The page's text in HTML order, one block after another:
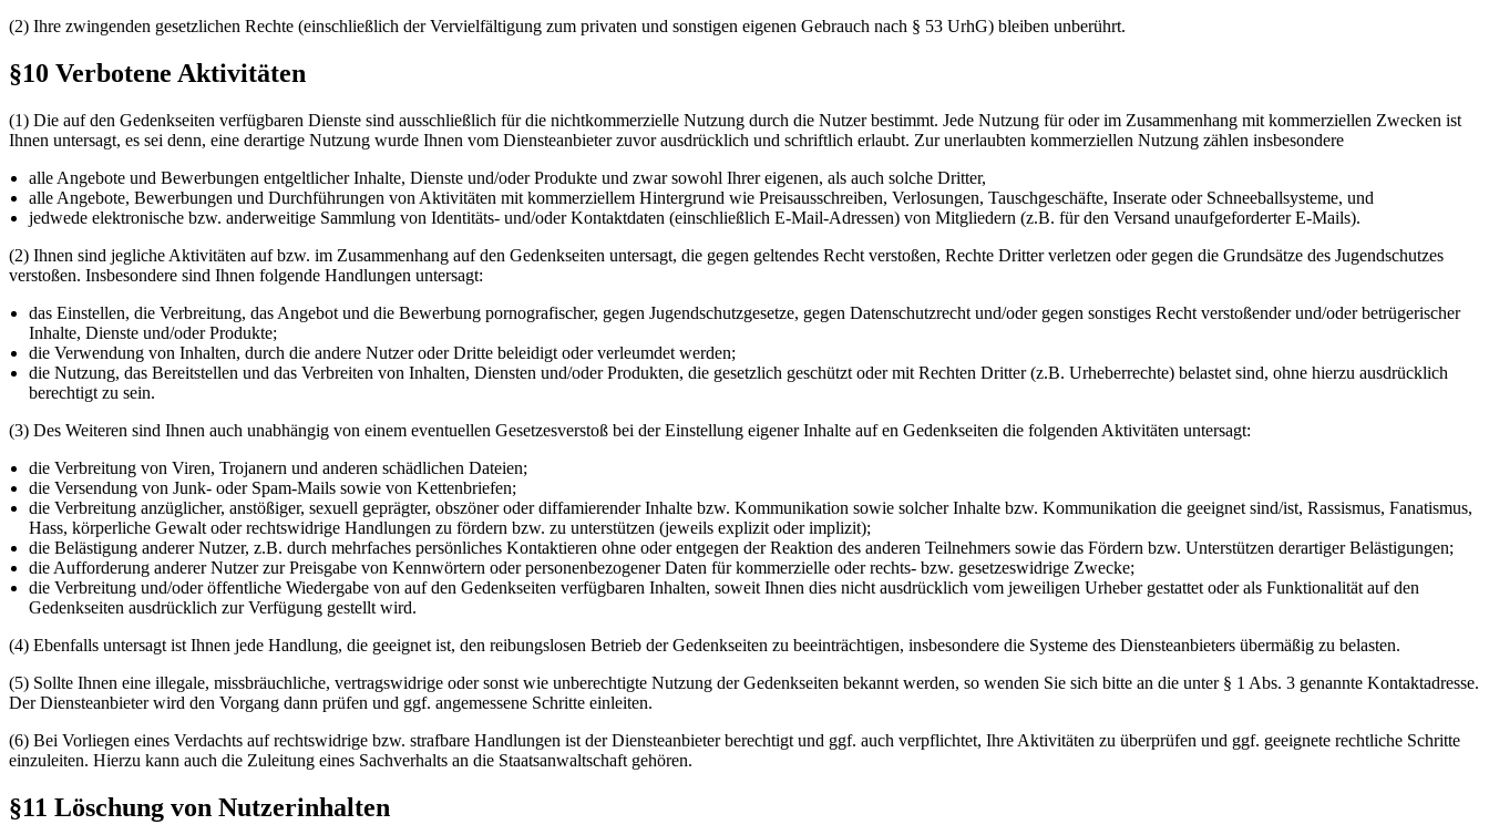
(2) Ihre zwingenden gesetzlichen Rechte (einschließlich der Vervielfältigung zum privaten und sonstigen eigenen Gebrauch nach § 53 UrhG) bleiben unberührt.
§10 Verbotene Aktivitäten
(1) Die auf den Gedenkseiten verfügbaren Dienste sind ausschließlich für die nichtkommerzielle Nutzung durch die Nutzer bestimmt. Jede Nutzung für oder im Zusammenhang mit kommerziellen Zwecken ist
Ihnen untersagt, es sei denn, eine derartige Nutzung wurde Ihnen vom Diensteanbieter zuvor ausdrücklich und schriftlich erlaubt. Zur unerlaubten kommerziellen Nutzung zählen insbesondere
alle Angebote und Bewerbungen entgeltlicher Inhalte, Dienste und/oder Produkte und zwar sowohl Ihrer eigenen, als auch solche Dritter,
alle Angebote, Bewerbungen und Durchführungen von Aktivitäten mit kommerziellem Hintergrund wie Preisausschreiben, Verlosungen, Tauschgeschäfte, Inserate oder Schneeballsysteme, und
jedwede elektronische bzw. anderweitige Sammlung von Identitäts- und/oder Kontaktdaten (einschließlich E-Mail-Adressen) von Mitgliedern (z.B. für den Versand unaufgeforderter E-Mails).
(2) Ihnen sind jegliche Aktivitäten auf bzw. im Zusammenhang auf den Gedenkseiten untersagt, die gegen geltendes Recht verstoßen, Rechte Dritter verletzen oder gegen die Grundsätze des Jugendschutzes
verstoßen. Insbesondere sind Ihnen folgende Handlungen untersagt:
das Einstellen, die Verbreitung, das Angebot und die Bewerbung pornografischer, gegen Jugendschutzgesetze, gegen Datenschutzrecht und/oder gegen sonstiges Recht verstoßender und/oder betrügerischer
Inhalte, Dienste und/oder Produkte;
die Verwendung von Inhalten, durch die andere Nutzer oder Dritte beleidigt oder verleumdet werden;
die Nutzung, das Bereitstellen und das Verbreiten von Inhalten, Diensten und/oder Produkten, die gesetzlich geschützt oder mit Rechten Dritter (z.B. Urheberrechte) belastet sind, ohne hierzu ausdrücklich
berechtigt zu sein.
(3) Des Weiteren sind Ihnen auch unabhängig von einem eventuellen Gesetzesverstoß bei der Einstellung eigener Inhalte auf en Gedenkseiten die folgenden Aktivitäten untersagt:
die Verbreitung von Viren, Trojanern und anderen schädlichen Dateien;
die Versendung von Junk- oder Spam-Mails sowie von Kettenbriefen;
die Verbreitung anzüglicher, anstößiger, sexuell geprägter, obszöner oder diffamierender Inhalte bzw. Kommunikation sowie solcher Inhalte bzw. Kommunikation die geeignet sind/ist, Rassismus, Fanatismus,
Hass, körperliche Gewalt oder rechtswidrige Handlungen zu fördern bzw. zu unterstützen (jeweils explizit oder implizit);
die Belästigung anderer Nutzer, z.B. durch mehrfaches persönliches Kontaktieren ohne oder entgegen der Reaktion des anderen Teilnehmers sowie das Fördern bzw. Unterstützen derartiger Belästigungen;
die Aufforderung anderer Nutzer zur Preisgabe von Kennwörtern oder personenbezogener Daten für kommerzielle oder rechts- bzw. gesetzeswidrige Zwecke;
die Verbreitung und/oder öffentliche Wiedergabe von auf den Gedenkseiten verfügbaren Inhalten, soweit Ihnen dies nicht ausdrücklich vom jeweiligen Urheber gestattet oder als Funktionalität auf den
Gedenkseiten ausdrücklich zur Verfügung gestellt wird.
(4) Ebenfalls untersagt ist Ihnen jede Handlung, die geeignet ist, den reibungslosen Betrieb der Gedenkseiten zu beeinträchtigen, insbesondere die Systeme des Diensteanbieters übermäßig zu belasten.
(5) Sollte Ihnen eine illegale, missbräuchliche, vertragswidrige oder sonst wie unberechtigte Nutzung der Gedenkseiten bekannt werden, so wenden Sie sich bitte an die unter § 1 Abs. 3 genannte Kontaktadresse.
Der Diensteanbieter wird den Vorgang dann prüfen und ggf. angemessene Schritte einleiten.
(6) Bei Vorliegen eines Verdachts auf rechtswidrige bzw. strafbare Handlungen ist der Diensteanbieter berechtigt und ggf. auch verpflichtet, Ihre Aktivitäten zu überprüfen und ggf. geeignete rechtliche Schritte
einzuleiten. Hierzu kann auch die Zuleitung eines Sachverhalts an die Staatsanwaltschaft gehören.
§11 Löschung von Nutzerinhalten